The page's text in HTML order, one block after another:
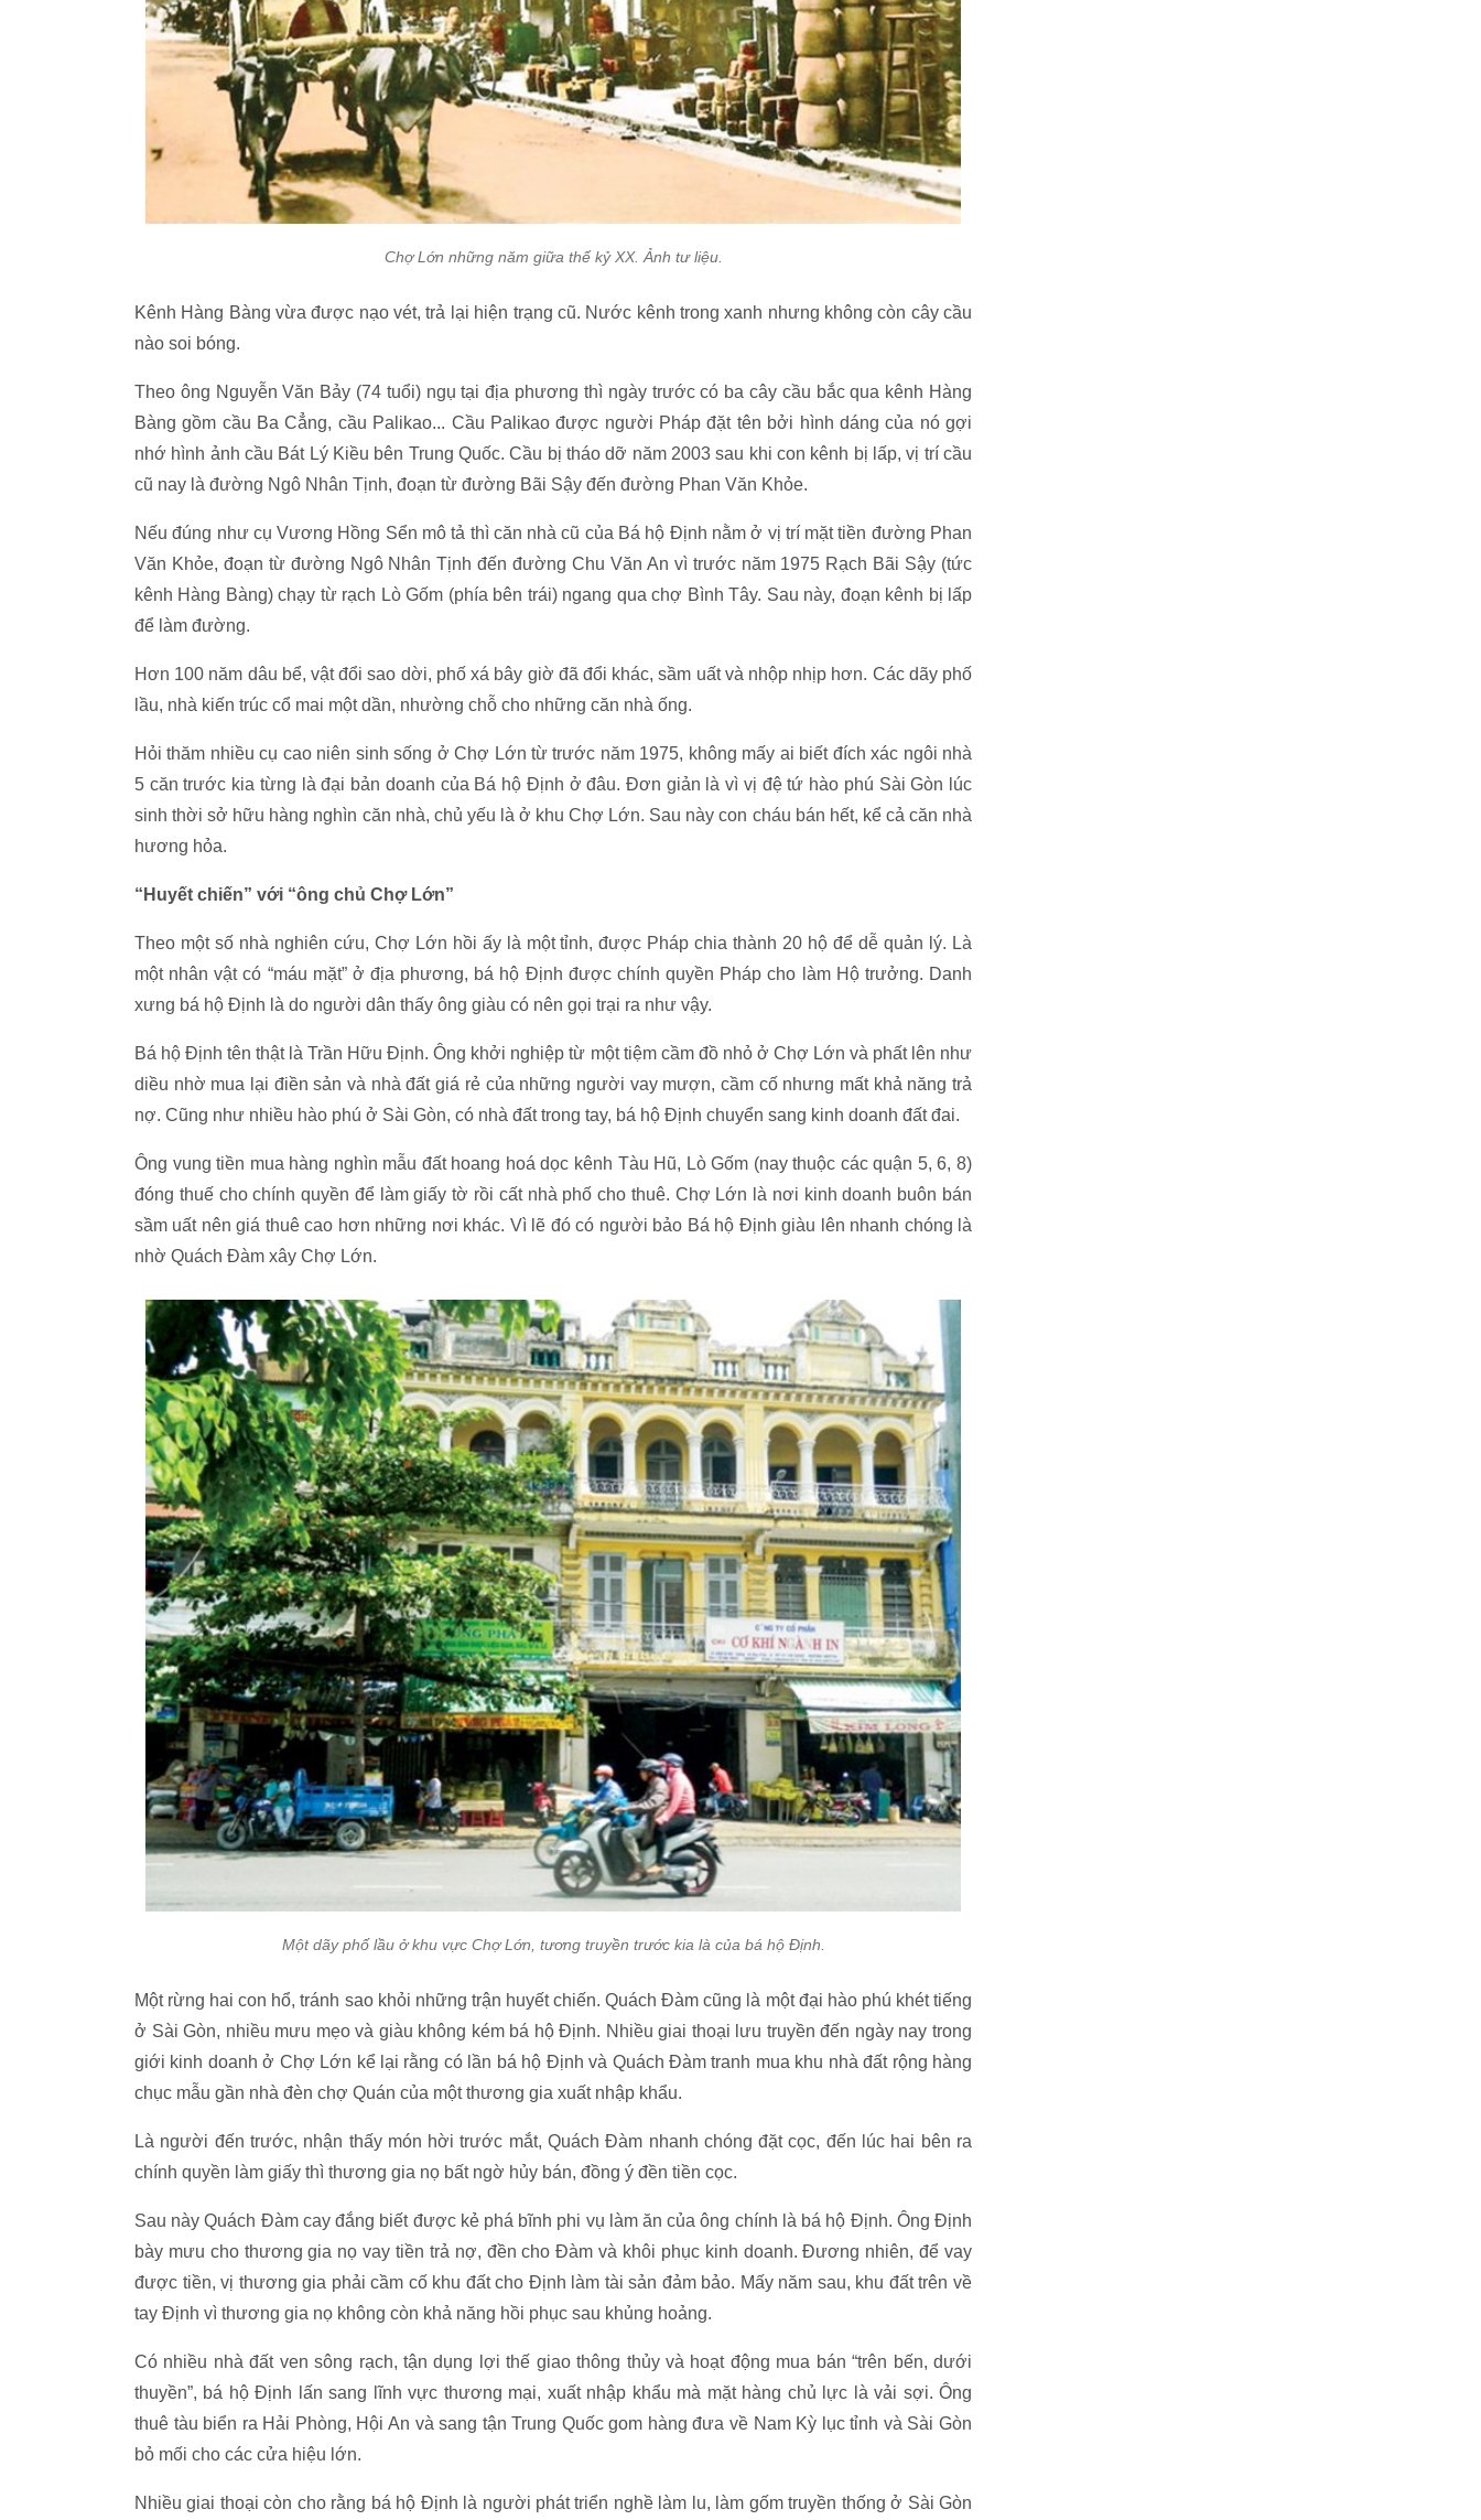
Chợ Lớn những năm giữa thế kỷ XX. Ảnh tư liệu.
Kênh Hàng Bàng vừa được nạo vét, trả lại hiện trạng cũ. Nước kênh trong xanh nhưng không còn cây cầu
nào soi bóng.
Theo ông Nguyễn Văn Bảy (74 tuổi) ngụ tại địa phương thì ngày trước có ba cây cầu bắc qua kênh Hàng
Bàng gồm cầu Ba Cẳng, cầu Palikao... Cầu Palikao được người Pháp đặt tên bởi hình dáng của nó gợi
nhớ hình ảnh cầu Bát Lý Kiều bên Trung Quốc. Cầu bị tháo dỡ năm 2003 sau khi con kênh bị lấp, vị trí cầu
cũ nay là đường Ngô Nhân Tịnh, đoạn từ đường Bãi Sậy đến đường Phan Văn Khỏe.
Nếu đúng như cụ Vương Hồng Sển mô tả thì căn nhà cũ của Bá hộ Định nằm ở vị trí mặt tiền đường Phan
Văn Khỏe, đoạn từ đường Ngô Nhân Tịnh đến đường Chu Văn An vì trước năm 1975 Rạch Bãi Sậy (tức
kênh Hàng Bàng) chạy từ rạch Lò Gốm (phía bên trái) ngang qua chợ Bình Tây. Sau này, đoạn kênh bị lấp
để làm đường.
Hơn 100 năm dâu bể, vật đổi sao dời, phố xá bây giờ đã đổi khác, sầm uất và nhộp nhịp hơn. Các dãy phố
lầu, nhà kiến trúc cổ mai một dần, nhường chỗ cho những căn nhà ống.
Hỏi thăm nhiều cụ cao niên sinh sống ở Chợ Lớn từ trước năm 1975, không mấy ai biết đích xác ngôi nhà
5 căn trước kia từng là đại bản doanh của Bá hộ Định ở đâu. Đơn giản là vì vị đệ tứ hào phú Sài Gòn lúc
sinh thời sở hữu hàng nghìn căn nhà, chủ yếu là ở khu Chợ Lớn. Sau này con cháu bán hết, kể cả căn nhà
hương hỏa.
“Huyết chiến” với “ông chủ Chợ Lớn”
Theo một số nhà nghiên cứu, Chợ Lớn hồi ấy là một tỉnh, được Pháp chia thành 20 hộ để dễ quản lý. Là
một nhân vật có “máu mặt” ở địa phương, bá hộ Định được chính quyền Pháp cho làm Hộ trưởng. Danh
xưng bá hộ Định là do người dân thấy ông giàu có nên gọi trại ra như vậy.
Bá hộ Định tên thật là Trần Hữu Định. Ông khởi nghiệp từ một tiệm cầm đồ nhỏ ở Chợ Lớn và phất lên như
diều nhờ mua lại điền sản và nhà đất giá rẻ của những người vay mượn, cầm cố nhưng mất khả năng trả
nợ. Cũng như nhiều hào phú ở Sài Gòn, có nhà đất trong tay, bá hộ Định chuyển sang kinh doanh đất đai.
Ông vung tiền mua hàng nghìn mẫu đất hoang hoá dọc kênh Tàu Hũ, Lò Gốm (nay thuộc các quận 5, 6, 8)
đóng thuế cho chính quyền để làm giấy tờ rồi cất nhà phố cho thuê. Chợ Lớn là nơi kinh doanh buôn bán
sầm uất nên giá thuê cao hơn những nơi khác. Vì lẽ đó có người bảo Bá hộ Định giàu lên nhanh chóng là
nhờ Quách Đàm xây Chợ Lớn.
Một dãy phố lầu ở khu vực Chợ Lớn, tương truyền trước kia là của bá hộ Định.
Một rừng hai con hổ, tránh sao khỏi những trận huyết chiến. Quách Đàm cũng là một đại hào phú khét tiếng
ở Sài Gòn, nhiều mưu mẹo và giàu không kém bá hộ Định. Nhiều giai thoại lưu truyền đến ngày nay trong
giới kinh doanh ở Chợ Lớn kể lại rằng có lần bá hộ Định và Quách Đàm tranh mua khu nhà đất rộng hàng
chục mẫu gần nhà đèn chợ Quán của một thương gia xuất nhập khẩu.
Là người đến trước, nhận thấy món hời trước mắt, Quách Đàm nhanh chóng đặt cọc, đến lúc hai bên ra
chính quyền làm giấy thì thương gia nọ bất ngờ hủy bán, đồng ý đền tiền cọc.
Sau này Quách Đàm cay đắng biết được kẻ phá bĩnh phi vụ làm ăn của ông chính là bá hộ Định. Ông Định
bày mưu cho thương gia nọ vay tiền trả nợ, đền cho Đàm và khôi phục kinh doanh. Đương nhiên, để vay
được tiền, vị thương gia phải cầm cố khu đất cho Định làm tài sản đảm bảo. Mấy năm sau, khu đất trên về
tay Định vì thương gia nọ không còn khả năng hồi phục sau khủng hoảng.
Có nhiều nhà đất ven sông rạch, tận dụng lợi thế giao thông thủy và hoạt động mua bán “trên bến, dưới
thuyền”, bá hộ Định lấn sang lĩnh vực thương mại, xuất nhập khẩu mà mặt hàng chủ lực là vải sợi. Ông
thuê tàu biển ra Hải Phòng, Hội An và sang tận Trung Quốc gom hàng đưa về Nam Kỳ lục tỉnh và Sài Gòn
bỏ mối cho các cửa hiệu lớn.
Nhiều giai thoại còn cho rằng bá hộ Định là người phát triển nghề làm lu, làm gốm truyền thống ở Sài Gòn